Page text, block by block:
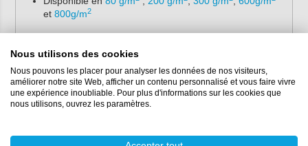
et 800g/m2
Le tissu de verre est souvent utilisé pour le revêtement
d'objets en bois, tels que le contreplaqué. En outre, ce
type de tissu convient également à l'imperméabilisation
des pièces humides. Grâce à sa structure à armure
surfaces droites. Il est donc facile à laminer et ne se
Nous utilisons des cookies
Nous pouvons les placer pour analyser les données de nos visiteurs,
améliorer notre site Web, afficher un contenu personnalisé et vous faire vivre
une expérience inoubliable. Pour plus d'informations sur les cookies que
nous utilisons, ouvrez les paramètres.